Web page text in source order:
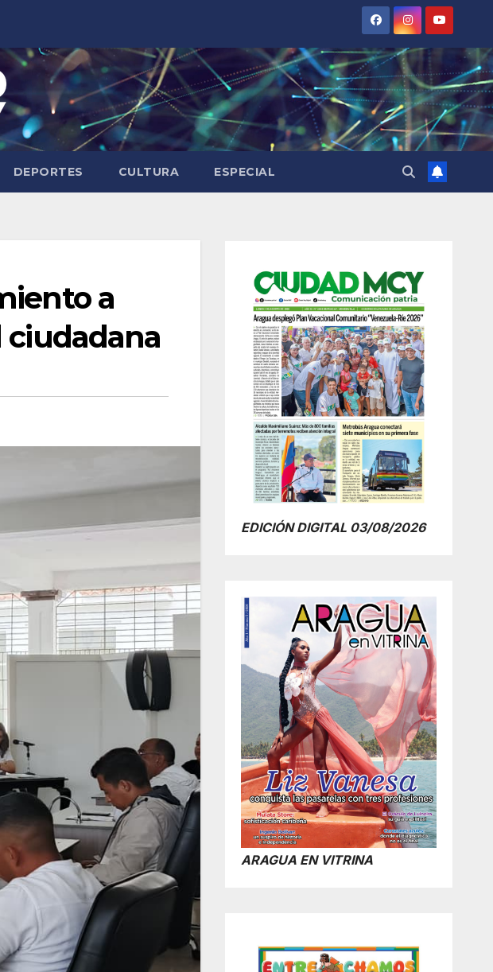
DEPORTES CULTURA ESPECIAL
a
EDICIÓN DIGITAL 03/08/2026
ARAGUA EN VITRINA